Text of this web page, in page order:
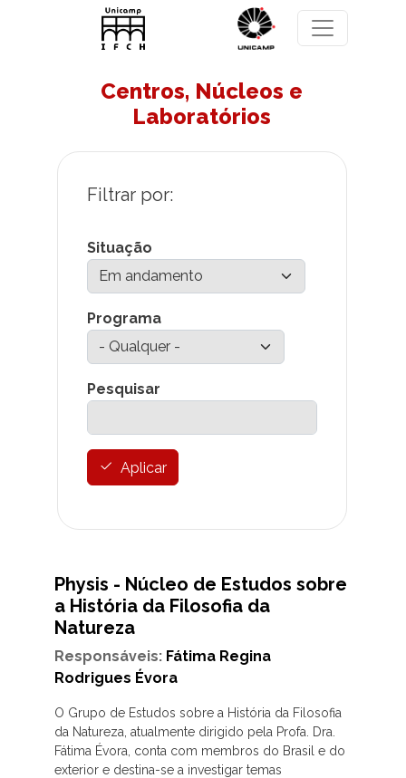
Pular para o conteúdo principal
Centros, Núcleos e
Laboratórios
Situação
Programa
Pesquisar
Aplicar
Physis - Núcleo de Estudos sobre
a História da Filosofia da
Natureza
Responsáveis: Fátima Regina
Rodrigues Évora
O Grupo de Estudos sobre a História da Filosofia
da Natureza, atualmente dirigido pela Profa. Dra.
Fátima Évora, conta com membros do Brasil e do
exterior e destina-se a investigar temas